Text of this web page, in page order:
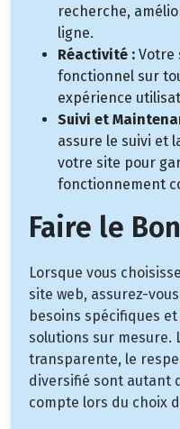
recherche,
ligne.
Réactivité : Votre
fonctionnel sur
expérience
Suivi et
assure le suivi et
votre site pour
fonctionnement
Faire le
Lorsque vous
site web, assurez-
besoins spécifiques
solutions sur mesure.
transparente, le
diversifié sont autant
compte lors du choix